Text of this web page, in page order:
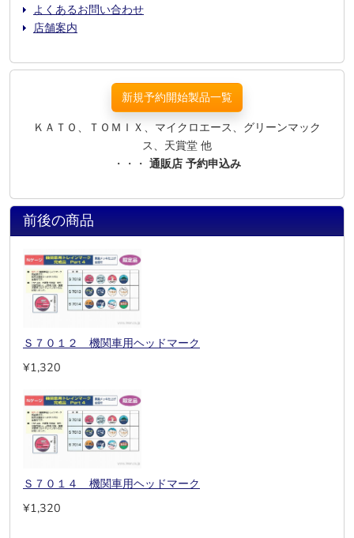
よくあるお問い合わせ
店舗案内
新規予約開始製品一覧
ＫＡＴＯ、ＴＯＭＩＸ、マイクロエース、グリーンマック
ス、天賞堂 他
・・・ 通販店 予約申込み
前後の商品
Ｓ７０１２ 機関車用ヘッドマーク
¥1,320
Ｓ７０１４ 機関車用ヘッドマーク
¥1,320